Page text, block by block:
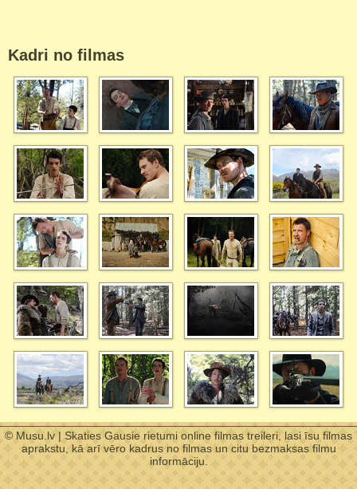
Kadri no filmas
© Musu.lv | Skaties Gausie rietumi online filmas treileri, lasi īsu filmas
aprakstu, kā arī vēro kadrus no filmas un citu bezmaksas filmu
informāciju.